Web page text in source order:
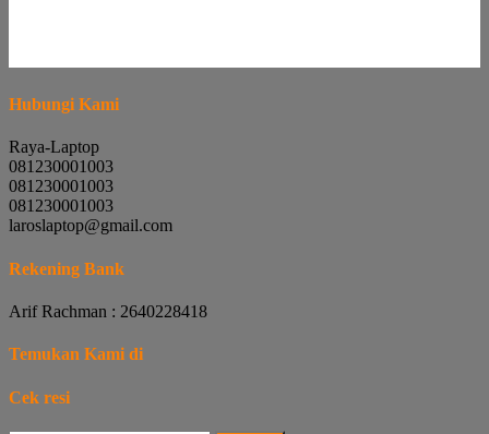
Hubungi Kami
Raya-Laptop
081230001003
081230001003
081230001003
laroslaptop@gmail.com
Rekening Bank
Arif Rachman : 2640228418
Temukan Kami di
Cek resi